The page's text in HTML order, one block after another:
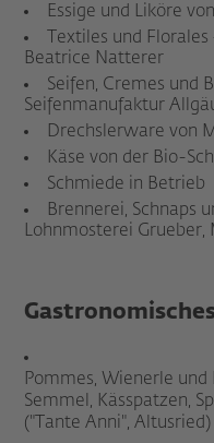
Essige und Liköre
Textiles und
Beatrice Natterer
Seifen, Cremes und
Seifenmanufaktur
Drechslerware von
Käse von der Bio-
Schmiede in Betrieb
Brennerei, Schnaps
Lohnmosterei
Pommes, Wienerle
Semmel, Kässpatzen,
("Tante Anni", Altusried)